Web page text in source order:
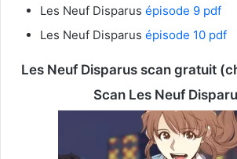
Les Neuf Disparus épisode 9 pdf
Les Neuf Disparus épisode 10 pdf
Les Neuf Disparusscan gratuit
Scan Les Neuf